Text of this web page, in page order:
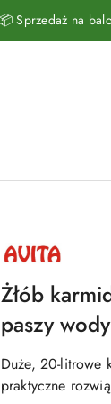
Sprzedaż na
NAZWA
PRODUCENTA:
Żłób
paszy
Duże, 20-litrowe
praktyczne